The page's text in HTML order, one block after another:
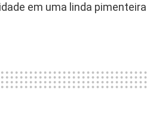
em uma linda pimenteira